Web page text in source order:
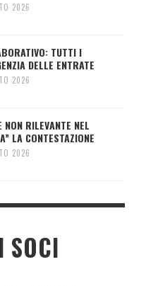
2026
TUTTI I
DELLE ENTRATE
2026
NON RILEVANTE NEL
LA CONTESTAZIONE
2026
SOCI